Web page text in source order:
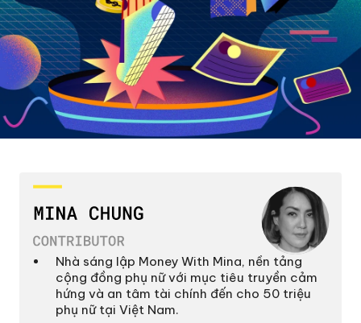
Nhà sáng lập Money With Mina, nền tảng
cộng đồng phụ nữ với mục tiêu truyền cảm
hứng và an tâm tài chính đến cho 50 triệu
phụ nữ tại Việt Nam.